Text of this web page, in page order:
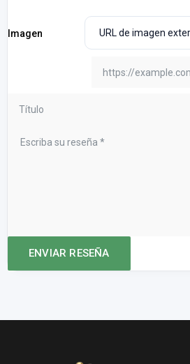
Imagen